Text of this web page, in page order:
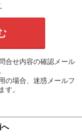
合せ内容の確認メール
の場合、迷惑メールフ
す。